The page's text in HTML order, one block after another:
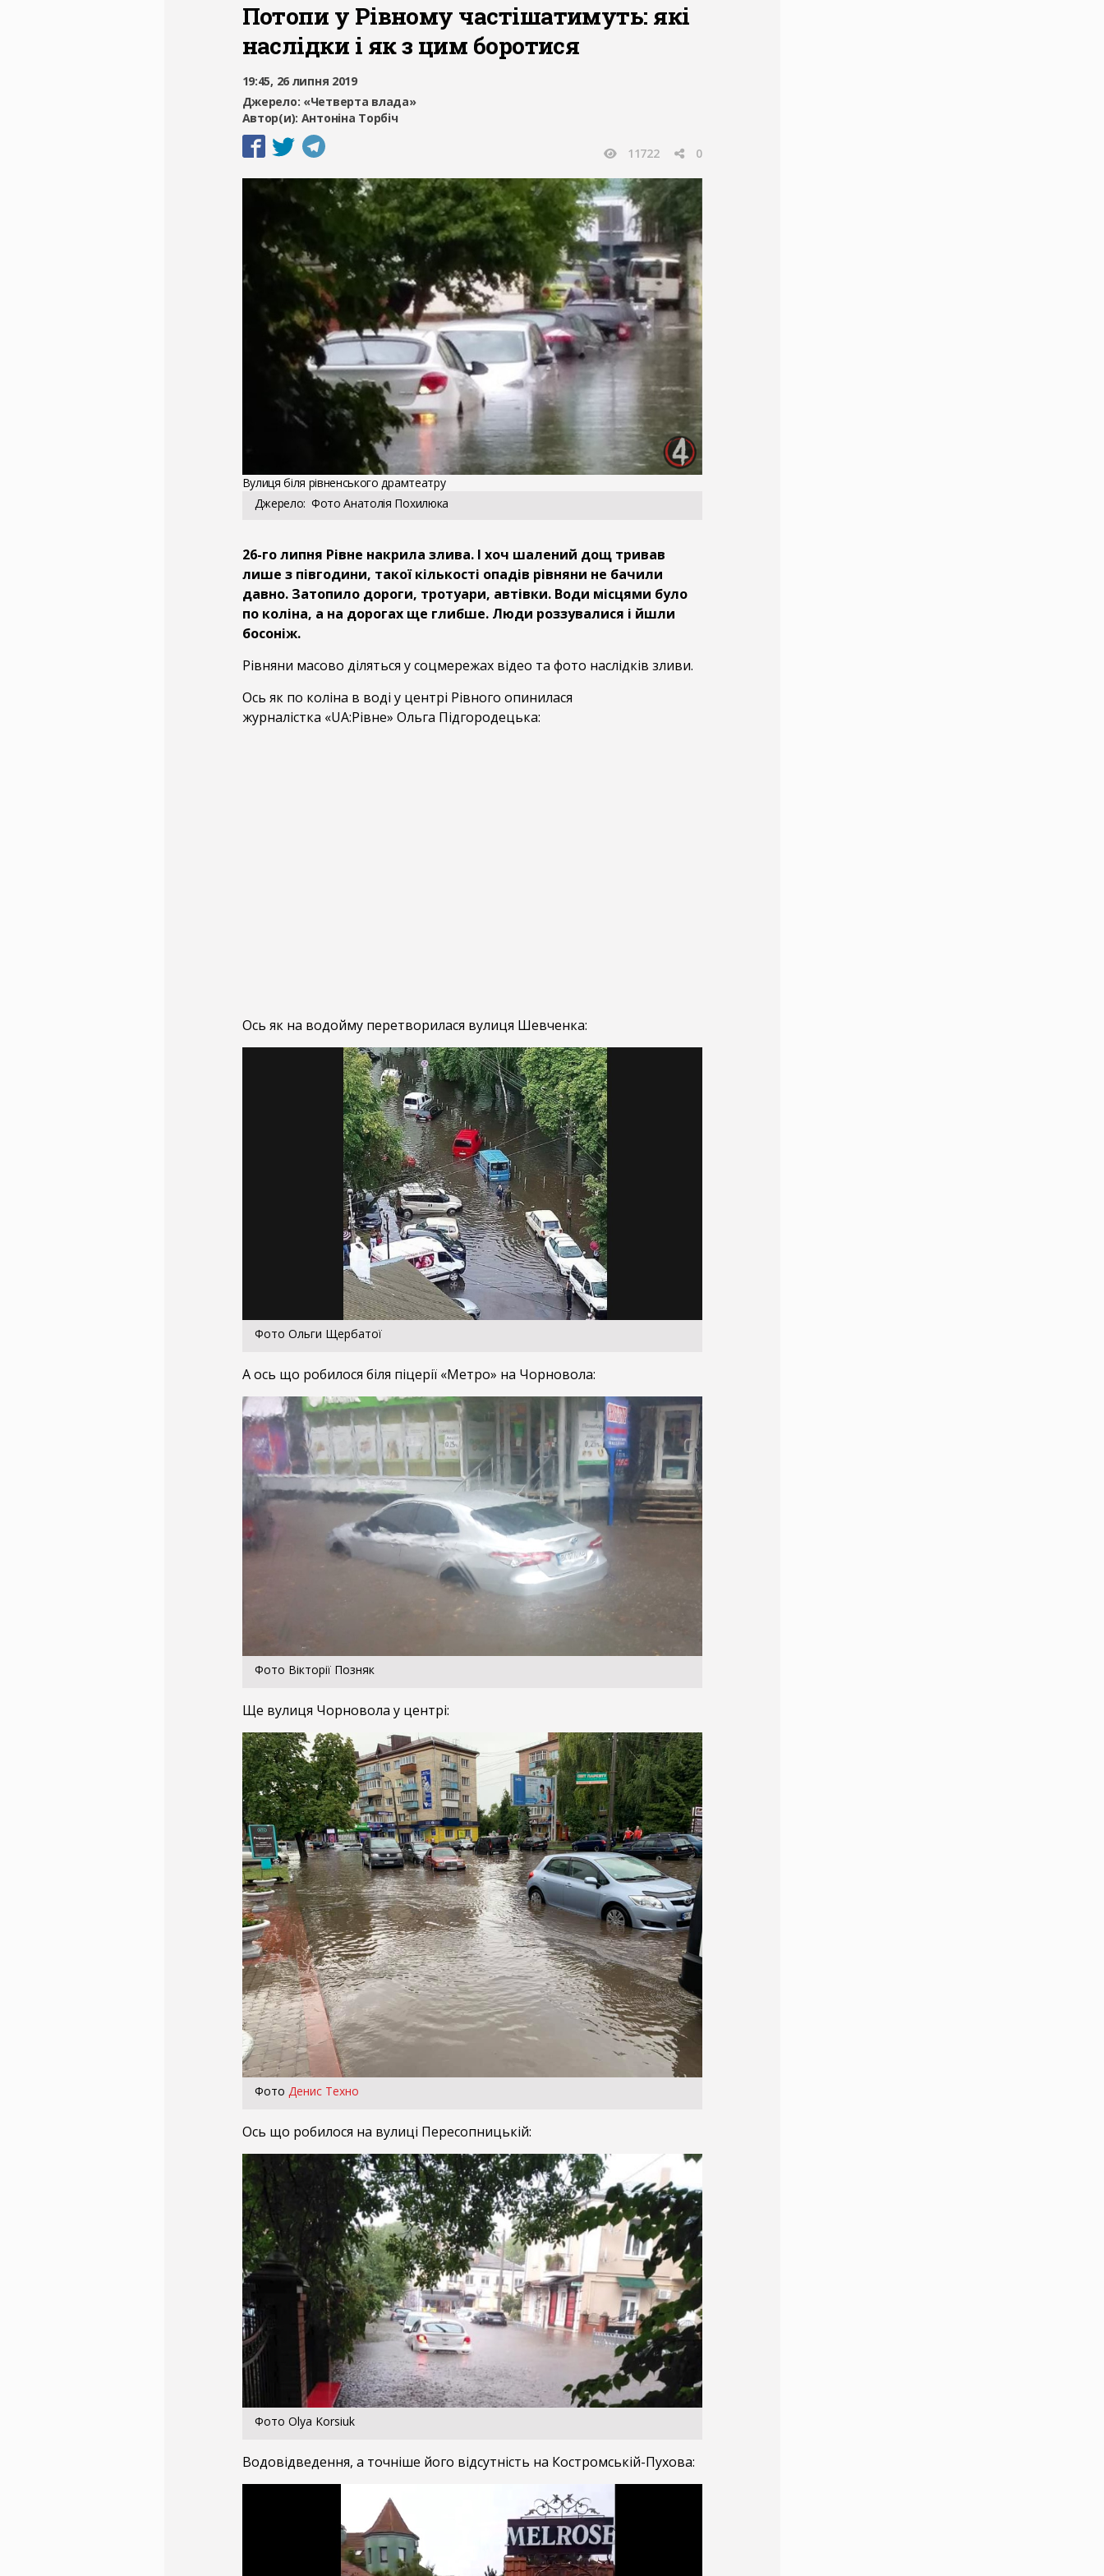
Потопи у Рівному частішатимуть: які
наслідки і як з цим боротися
19:45, 26 липня 2019
Джерело: «Четверта влада»
Автор(и): Антоніна Торбіч
11722 0
Вулиця біля рівненського драмтеатру
Джерело Фото Анатолія Похилюка
26-го липня Рівне накрила злива. І хоч шалений дощ тривав
лише з півгодини, такої кількості опадів рівняни не бачили
давно. Затопило дороги, тротуари, автівки. Води місцями було
по коліна, а на дорогах ще глибше. Люди роззувалися і йшли
босоніж.
Рівняни масово діляться у соцмережах відео та фото наслідків зливи.
Ось як по коліна в воді у центрі Рівного опинилася
журналістка «UA:Рівне» Ольга Підгородецька:
Ось як на водойму перетворилася вулиця Шевченка:
Фото Ольги Щербатої
А ось що робилося біля піцерії «Метро» на Чорновола:
Фото Вікторії Позняк
Ще вулиця Чорновола у центрі:
Фото Денис Техно
Ось що робилося на вулиці Пересопницькій:
Фото Olya Korsiuk
Водовідведення, а точніше його відсутність на Костромській-Пухова: